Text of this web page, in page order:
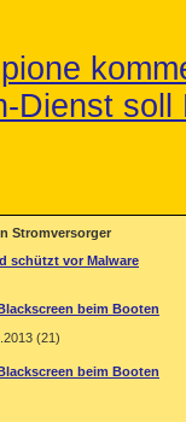
Dienst
Stromversorger
schützt vor Malware
beim Booten
(21)
beim Booten